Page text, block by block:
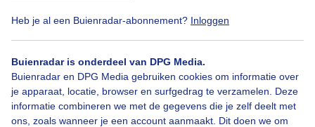
Heb je al een Buienradar-abonnement? Inloggen
Buienradar is onderdeel van DPG Media.
Buienradar en DPG Media gebruiken cookies om informatie over
je apparaat, locatie, browser en surfgedrag te verzamelen. Deze
informatie combineren we met de gegevens die je zelf deelt met
ons, zoals wanneer je een account aanmaakt. Dit doen we om
Mist Regen Wind